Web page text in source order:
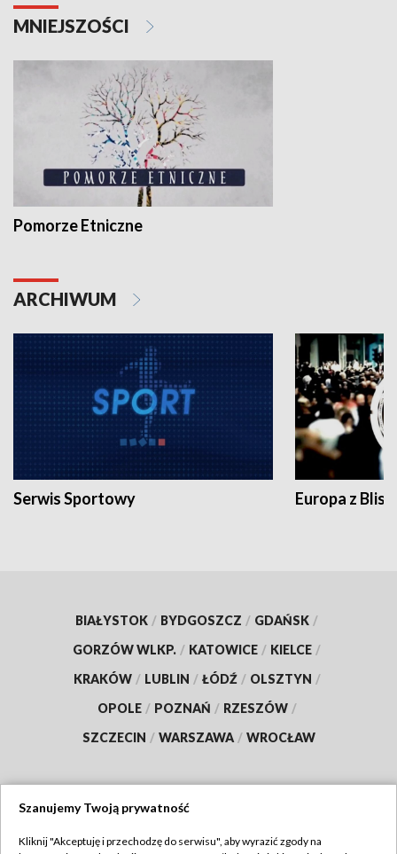
MNIEJSZOŚCI
Pomorze Etniczne
ARCHIWUM
Serwis Sportowy Europa z
BIAŁYSTOK / BYDGOSZCZ / GDAŃSK /
GORZÓW WLKP. / KATOWICE / KIELCE /
KRAKÓW / LUBLIN / ŁÓDŹ / OLSZTYN /
OPOLE / POZNAŃ / RZESZÓW /
SZCZECIN / WARSZAWA / WROCŁAW
Szanujemy Twoją prywatność
Kliknij "Akceptuję i przechodzę do serwisu", aby wyrazić zgody na